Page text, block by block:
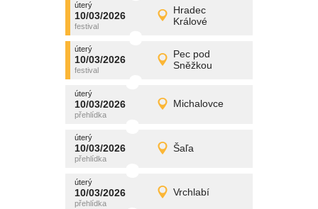
úterý
10/03/2026
Hradec
Králové
úterý
10/03/2026 Detail
promítání
úterý
10/03/2026
Pec pod
Sněžkou
úterý
10/03/2026 Detail
promítání
úterý
10/03/2026 Michalovce
úterý
10/03/2026 Detail
promítání
úterý
10/03/2026 Šaľa
úterý
10/03/2026 Detail
promítání
úterý
10/03/2026 Vrchlabí
úterý
10/03/2026 Detail
promítání